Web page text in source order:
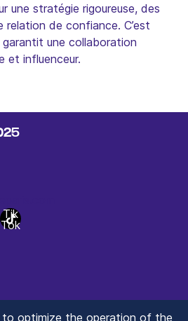
une stratégie rigoureuse, des
de confiance. C’est
une collaboration
et influenceur.
Tik
Tok
to optimize the operation of the